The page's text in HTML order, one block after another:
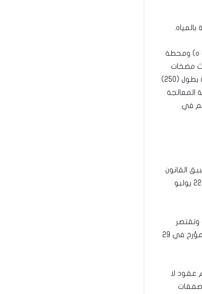
ه) ومحطة
الف م3/ يوم لتغطي آفاق المشروع حتي 2050م وثلاث مضخات
رئيسية لضخ المياه وثلاث خزانات ارضية خرسانية رئيسية وخط الانابيب الرئيسي لنقل المياه لمدينة كيفة بطول (250)
المعالجة
في
بتاريخ 08 يونيو 2022، المتضمن تطبيق القانون
رقم 2021-024 الصادر بتاريخ 29 دجمبر 2021 الذي يلغي ويحل محل القانون رقم 2010-044 الصادر بتاريخ 22 يوليو
وتقتصر
على الشق التنظيمي وخاصة بعض ترتيبات المرسوم رقم 2022-083 المطبق للقانون رقم 2021-024 المؤرخ في 29
عقود لا
صفقات